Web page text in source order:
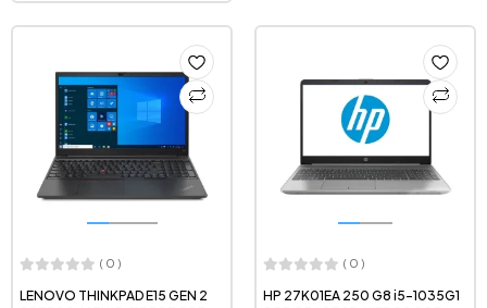
( 0 )
LENOVO THINKPAD E15 GEN 2
( 0 )
HP 27K01EA 250 G8 i5-1035G1